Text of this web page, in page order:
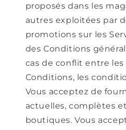
proposés dans les
autres exploitées par
promotions sur les
des Conditions
cas de conflit entre
Conditions, les
Vous acceptez de
actuelles, complètes
boutiques. Vous